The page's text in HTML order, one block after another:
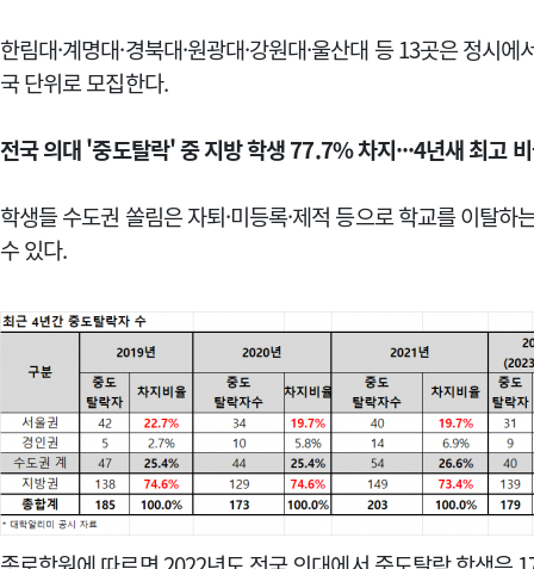
한림대·계명대·경북대·원광대·강원대·울산대 등 13곳은 정시
국 단위로 모집한다.
전국 의대 '중도탈락' 중 지방 학생 77.7% 차지···4년새 최고
학생들 수도권 쏠림은 자퇴·미등록·제적 등으로 학교를 이탈
수 있다.